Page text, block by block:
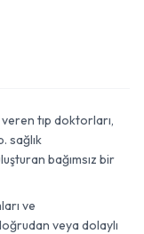
tıp doktorları,
sağlık
bağımsız bir
ve
veya dolaylı